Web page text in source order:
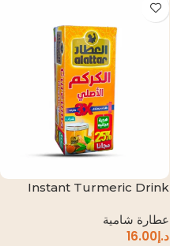
Instant Turmeric Drink
عطارة شامية
د.إ16.00